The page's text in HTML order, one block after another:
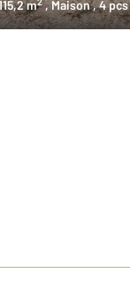
m , Maison, 4 pcs